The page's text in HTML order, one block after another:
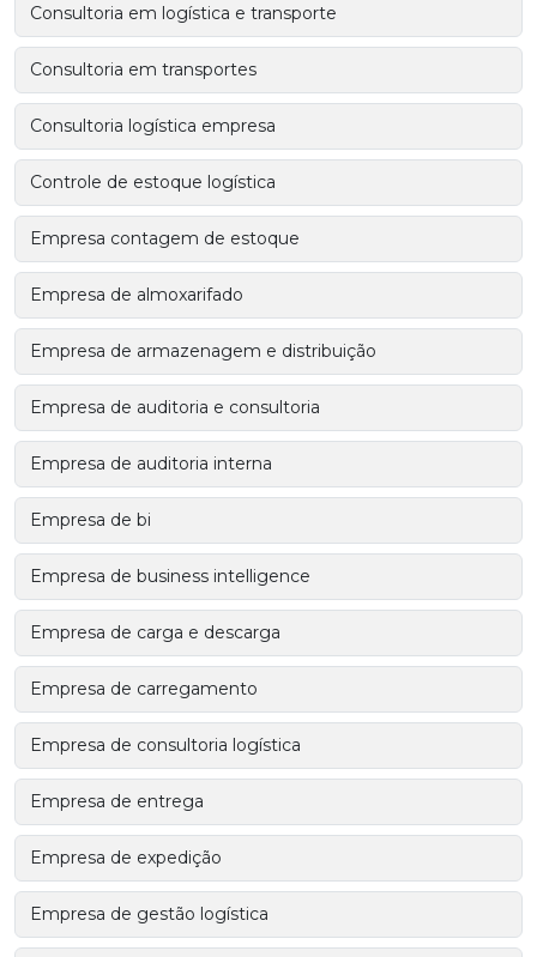
Consultoria em logística e transporte
Consultoria em transportes
Consultoria logística empresa
Controle de estoque logística
Empresa contagem de estoque
Empresa de almoxarifado
Empresa de armazenagem e distribuição
Empresa de auditoria e consultoria
Empresa de auditoria interna
Empresa de bi
Empresa de business intelligence
Empresa de carga e descarga
Empresa de carregamento
Empresa de consultoria logística
Empresa de entrega
Empresa de expedição
Empresa de gestão logística